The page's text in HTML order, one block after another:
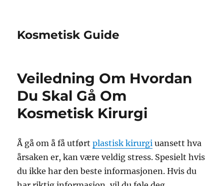
Kosmetisk Guide
Veiledning Om Hvordan
Du Skal Gå Om
Kosmetisk Kirurgi
Å gå om å få utførtplastisk kirurgi uansett hva
årsaken er, kan være veldig stress. Spesielt hvis
du ikke har den beste informasjonen. Hvis du